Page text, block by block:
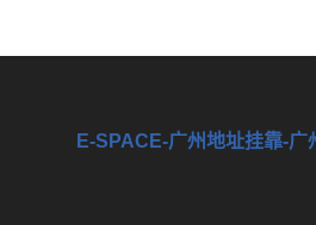
E-SPACE-广州地址挂靠-